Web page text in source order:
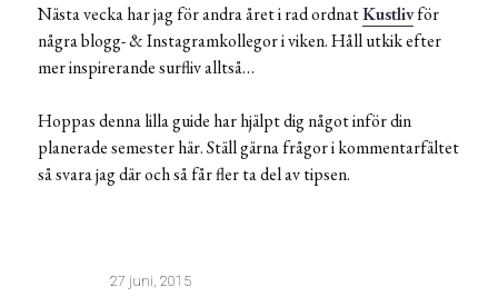
Nästa vecka har jag för andra året i rad ordnatKustlivför
några blogg- & Instagramkollegor i viken. Håll utkik efter
mer inspirerande surfliv alltså…
Hoppas denna lilla guide har hjälpt dig något inför din
planerade semester här. Ställ gärna frågor i kommentarfältet
så svara jag där och så får fler ta del av tipsen.
27 juni, 2015